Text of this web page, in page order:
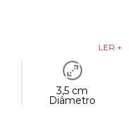
LER +
3,5 cm
Diâmetro